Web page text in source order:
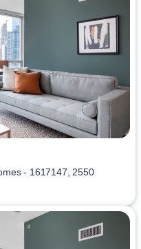
- 1617147, 2550